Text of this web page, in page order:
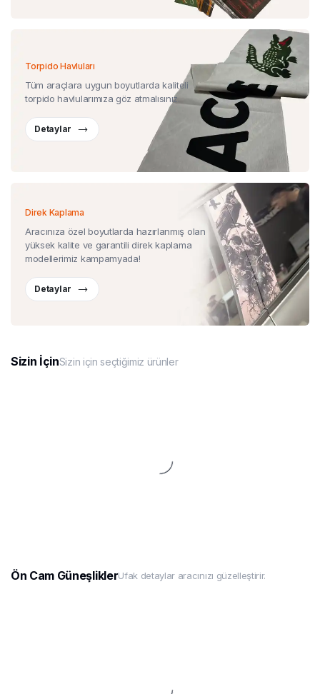
Torpido Havluları
Tüm araçlara uygun boyutlarda kaliteli
torpido havlularımıza göz atmalısınız.
Detaylar
Direk Kaplama
Aracınıza özel boyutlarda hazırlanmış olan
yüksek kalite ve garantili direk kaplama
modellerimiz kampamyada!
Detaylar
Sizin İçinSizin için seçtiğimiz ürünler
Ön Cam GüneşliklerUfak detaylar aracınızı güzelleştirir.